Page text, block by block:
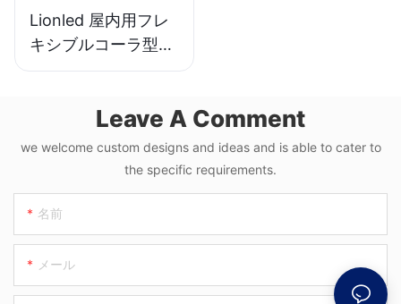
Lionled 屋内用フレ
キシブルコーラ型
LEDディスプレイ
ザインの缶型LEDス
クリーン
Leave A Comment
we welcome custom designs and ideas and is able to cater to
the specific requirements.
名前
メール